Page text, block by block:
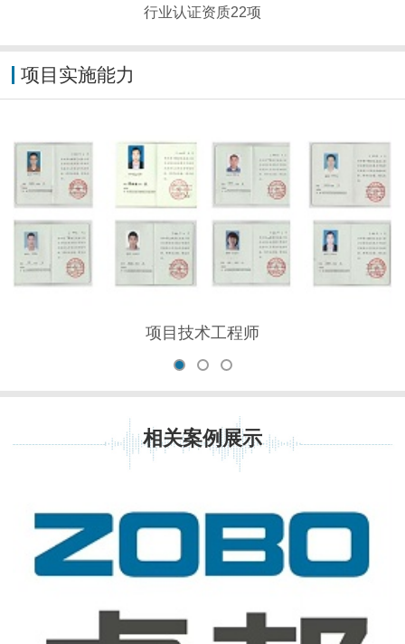
行业认证资质22项
项目实施能力
项目技术工程师
相关案例展示